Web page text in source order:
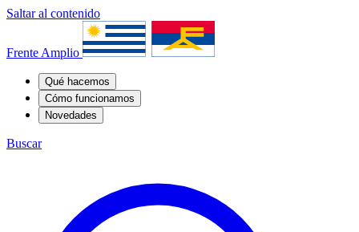
Saltar al contenido
Frente Amplio
Qué hacemos
Cómo funcionamos
Novedades
Buscar